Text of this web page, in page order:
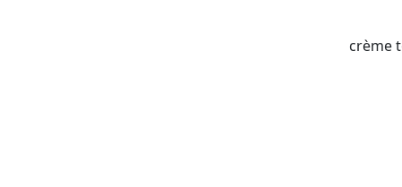
crème